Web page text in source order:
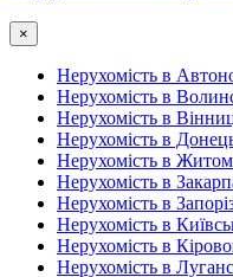
×
Нерухомість в
Нерухомість в
Нерухомість в
Нерухомість в
Нерухомість в
Нерухомість в
Нерухомість в
Нерухомість в
Нерухомість в
Нерухомість в